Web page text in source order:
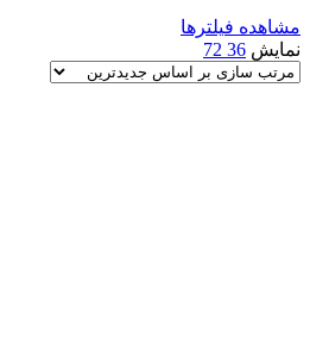
مشاهده فیلترها
نمایش 36
72